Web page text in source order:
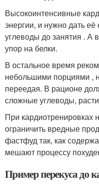
Высокоинтенсивные
энергии, и нужно дать
углеводы до занятия . А
упор на белки.
В остальное время
небольшими порциями ,
переедая. В рационе
сложные углеводы,
При кардиотренировках
ограничить вредные
фастфуд так, как
мешают процессу
Пример перекуса до